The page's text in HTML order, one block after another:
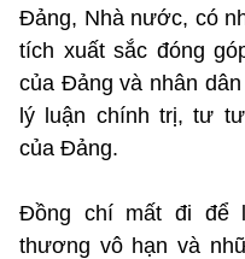
Đảng, Nhà nước, có
tích xuất sắc đóng
của Đảng và nhân
lý luận chính trị, tư
của Đảng.
Đồng chí mất đi để
thương vô hạn và